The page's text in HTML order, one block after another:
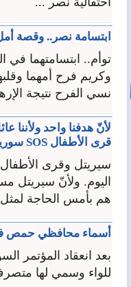
ابتسامة نصر.. وقصة
توأم.. ابتسامتهما في
وكريم فرح أمهما
نسي الفرح نتيجة
لأنّ هدفنا واحد ولأننا
قرى الأطفال SOS سورية
اليوم. ولأنّ سيريتل
هم بأمس الحاجة
أسماء محافظي حمص
بعد انعقاد المؤتمر
للواء وسمي لها